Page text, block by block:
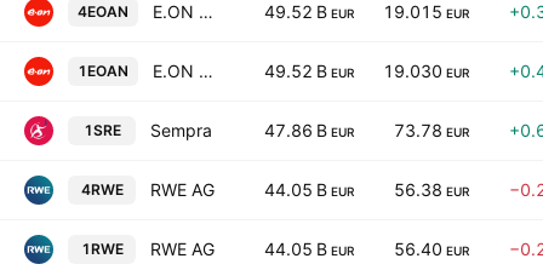
4EOAN E.ON SE 49.52 B EUR 19.015 EUR
1EOAN E.ON SE 49.52 B EUR 19.030 EUR
1SRE Sempra 47.86 B EUR 73.78 EUR
4RWE RWE AG 44.05 B EUR 56.38 EUR
1RWE RWE AG 44.05 B EUR 56.40 EUR